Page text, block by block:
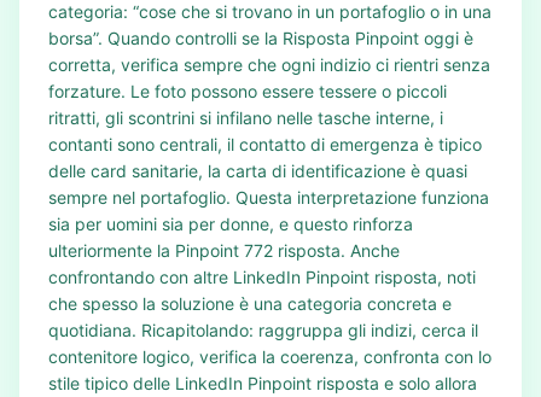
categoria: “cose che si trovano in un portafoglio o in una
borsa”. Quando controlli se la Risposta Pinpoint oggi è
corretta, verifica sempre che ogni indizio ci rientri senza
forzature. Le foto possono essere tessere o piccoli
ritratti, gli scontrini si infilano nelle tasche interne, i
contanti sono centrali, il contatto di emergenza è tipico
delle card sanitarie, la carta di identificazione è quasi
sempre nel portafoglio. Questa interpretazione funziona
sia per uomini sia per donne, e questo rinforza
ulteriormente la Pinpoint 772 risposta. Anche
confrontando con altre LinkedIn Pinpoint risposta, noti
che spesso la soluzione è una categoria concreta e
quotidiana. Ricapitolando: raggruppa gli indizi, cerca il
contenitore logico, verifica la coerenza, confronta con lo
stile tipico delle LinkedIn Pinpoint risposta e solo allora